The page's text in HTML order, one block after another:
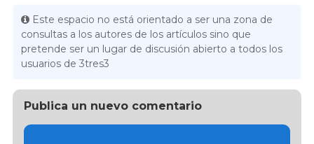
Este espacio no está orientado a ser una zona de
consultas a los autores de los artículos sino que
pretende ser un lugar de discusión abierto a todos los
usuarios de 3tres3
Publica un nuevo comentario